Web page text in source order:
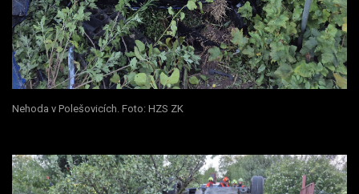
Nehoda v Polešovicích. Foto: HZS ZK